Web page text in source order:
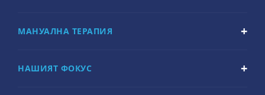
МАНУАЛНА ТЕРАПИЯ
НАШИЯТ ФОКУС